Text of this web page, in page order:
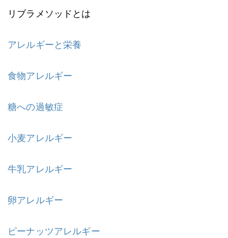
リブラメソッドとは
アレルギーと栄養
食物アレルギー
糖への過敏症
小麦アレルギー
牛乳アレルギー
卵アレルギー
ピーナッツアレルギー